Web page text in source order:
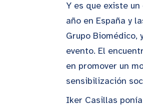
Y es que existe
año en España y
Grupo Biomédico,
evento. El
en promover un
sensibilización
Iker Casillas